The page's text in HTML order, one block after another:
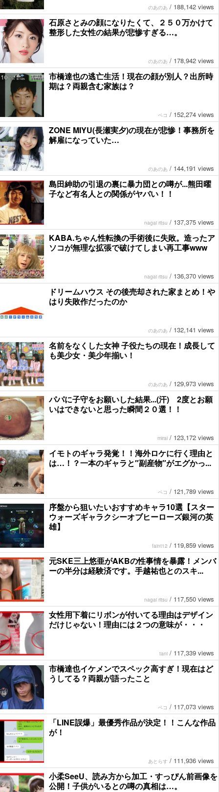
のあのあ / 188,142 views
石原さとみの顔になりたくて、２５０万かけて
整形した女性の結果が悲惨すぎる…。
のあのあ / 178,942 views
市橋達也の逃亡生活！現在の顔が別人？出所時
期は？両親含む家族は？
ペコ / 152,274 views
ZONE MIYU(長瀬実夕)の現在が悲惨！事務所を
解雇になっていた…
のあのあ / 144,191 views
島田紳助の引退の裏に暴力団との噂が...熊田曜
子など有名人との関係がヤバい！！
nagai ritsu / 137,375 views
KABA.ちゃん性転換の手術後に失敗。造ったア
ソコが無理な拡張で破けてしまい再工事www
nagai ritsu / 136,370 views
ドリームハウス その後売却された家まとめ！や
はり失敗作だったのか
のあのあ / 132,141 views
名前をなくした女神 子役たちの現在！成長して
も美少女・美少年揃い！
のあのあ / 129,973 views
パパに子守をお願いした結果...(汗) 2度とお願
いはできないと思った瞬間２０選！！
mirai / 123,172 views
イモトのギャラ発覚！！海外ロケに行く理由と
は…！？一本のギャラと″副産物″がエグかっ...
ペコ / 121,789 views
序盤から狙いたいおすすめキャラ10選【スター
ウォーズギャラクシーオブヒーローズ銀河の英
雄】
faint12 / 119,859 views
元SKE三上悠亜がAKBの性事情を暴露！メンバ
ーの半分は経験済です。手越祐也とのスキ...
nagai ritsu / 117,550 views
女性用下着にリボンが付いてる理由はデザイン
だけじゃない！理由には２つの意味が・・・
tani / 117,339 views
市橋達也イケメンでスペック高すぎ！現在はど
うしてる？両親が語ったこと
ペコ / 117,073 views
「LINE誤爆」最優秀作品が決定！！こんな作品
が！
あとらす / 111,936 views
小柔SeeU、読み方から加工・すっぴん前画像を
公開！子供がいるとの噂の真相は…。